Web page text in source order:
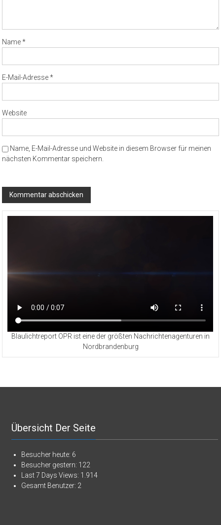
Name*
E-Mail-Adresse*
Website
Name, E-Mail-Adresse und Website in diesem Browser für meinen
nächsten Kommentar speichern.
Blaulichtreport OPR ist eine der größten Nachrichtenagenturen in
Nordbrandenburg
Übersicht Der Seite
Besucher heute: 6
Besucher gestern: 122
Last 7 Days Views: 1.914
Gesamt Benutzer: 2